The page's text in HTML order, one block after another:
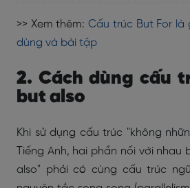
>> Xem thêm:Cấu trúc But For là
dùng và bài tập
2. Cách dùng cấu
but also
Khi sử dụng cấu trúc "không
Tiếng Anh, hai phần nối với
also" phải có cùng cấu trúc